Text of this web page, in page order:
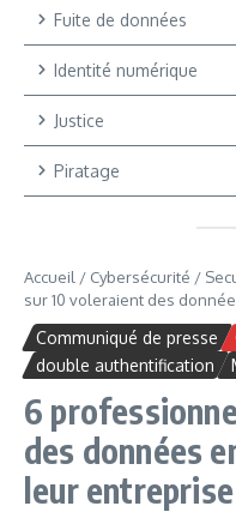
Fuite de données
Identité numérique
Justice
Piratage
Accueil / Cybersécurité /
sur 10 voleraient des
Communiqué de presse
double authentification
6
des données
leur entreprise